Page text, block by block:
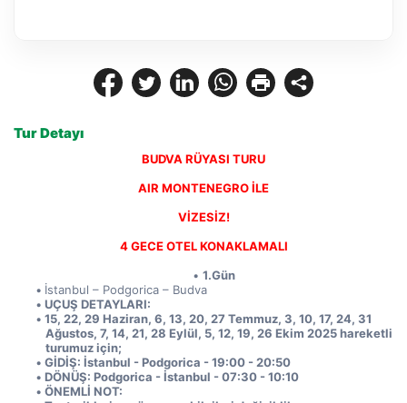
Tur Detayı
BUDVA RÜYASI TURU
AIR MONTENEGRO İLE
VİZESİZ!
4 GECE OTEL KONAKLAMALI
1.Gün
İstanbul – Podgorica – Budva
UÇUŞ DETAYLARI:
15, 22, 29 Haziran, 6, 13, 20, 27 Temmuz, 3, 10, 17, 24, 31
Ağustos, 7, 14, 21, 28 Eylül, 5, 12, 19, 26 Ekim 2025 hareketli
turumuz için;
GİDİŞ: İstanbul - Podgorica - 19:00 - 20:50
DÖNÜŞ: Podgorica - İstanbul - 07:30 - 10:10
ÖNEMLİ NOT: